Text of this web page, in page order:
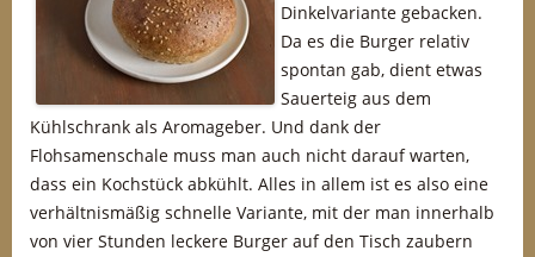
Dinkelvariante gebacken.
Da es die Burger relativ
spontan gab, dient etwas
Sauerteig aus dem
Kühlschrank als Aromageber. Und dank der
Flohsamenschale muss man auch nicht darauf warten,
dass ein Kochstück abkühlt. Alles in allem ist es also eine
verhältnismäßig schnelle Variante, mit der man innerhalb
von vier Stunden leckere Burger auf den Tisch zaubern